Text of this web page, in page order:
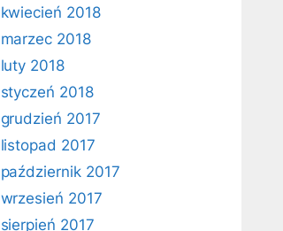
kwiecień 2018
marzec 2018
luty 2018
styczeń 2018
grudzień 2017
listopad 2017
październik 2017
wrzesień 2017
sierpień 2017